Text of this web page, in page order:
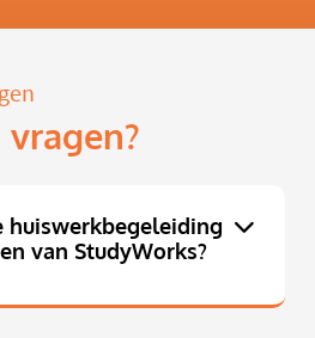
huiswerkbegeleiding
van StudyWorks?